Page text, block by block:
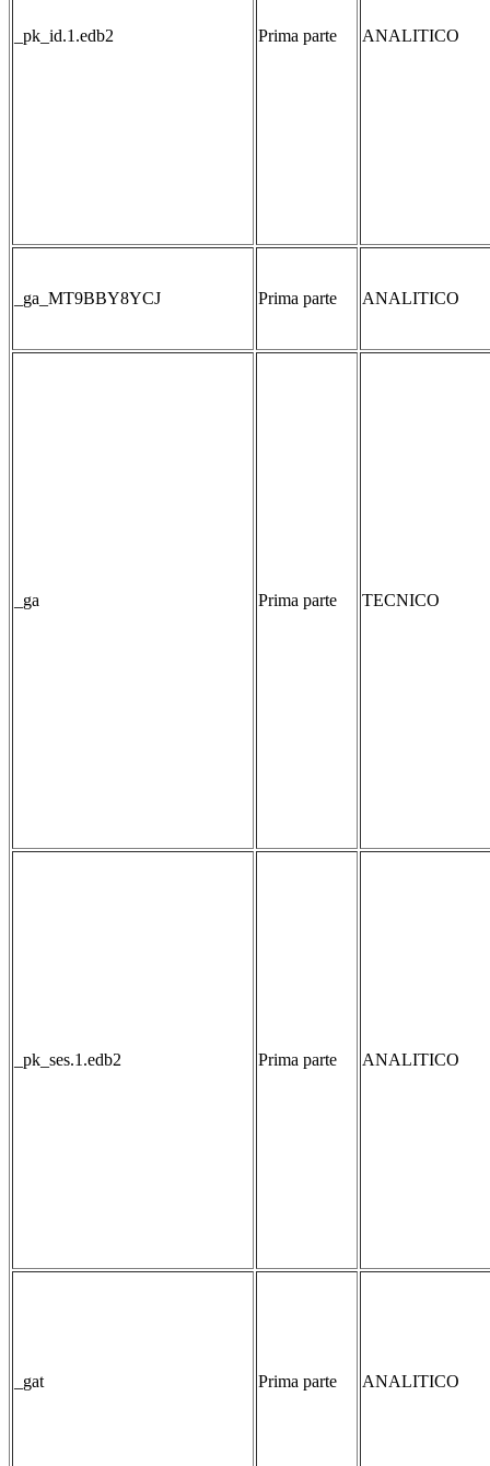
_pk_id.1.edb2 Prima parte ANALITICO
_ga_MT9BBY8YCJ Prima parte ANALITICO
_ga Prima parte TECNICO
_pk_ses.1.edb2 Prima parte ANALITICO
_gat Prima parte ANALITICO